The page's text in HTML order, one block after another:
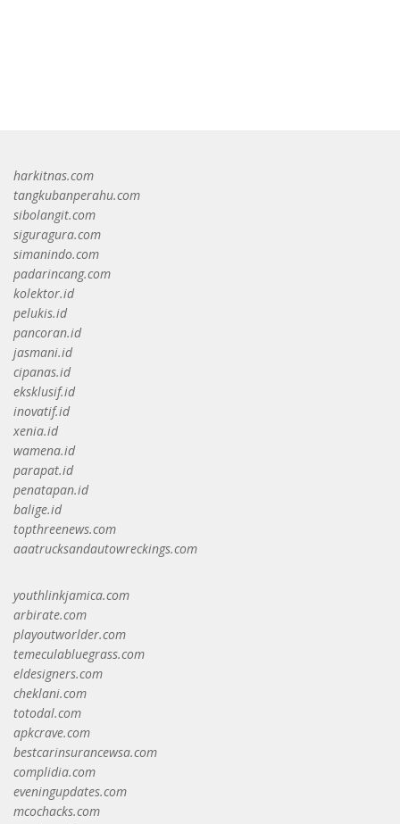
harkitnas.com
tangkubanperahu.com
sibolangit.com
siguragura.com
simanindo.com
padarincang.com
kolektor.id
pelukis.id
pancoran.id
jasmani.id
cipanas.id
eksklusif.id
inovatif.id
xenia.id
wamena.id
parapat.id
penatapan.id
balige.id
topthreenews.com
aaatrucksandautowreckings.com
youthlinkjamica.com
arbirate.com
playoutworlder.com
temeculabluegrass.com
eldesigners.com
cheklani.com
totodal.com
apkcrave.com
bestcarinsurancewsa.com
complidia.com
eveningupdates.com
mcochacks.com